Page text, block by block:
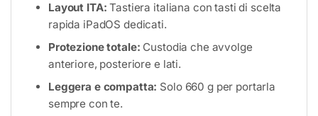
Layout ITA: Tastiera italiana con tasti di scelta
rapida iPadOS dedicati.
Protezione totale: Custodia che avvolge
anteriore, posteriore e lati.
Leggera e compatta: Solo 660 g per portarla
sempre con te.